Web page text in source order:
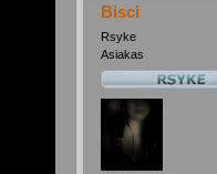
Bisci
Rsyke
Asiakas